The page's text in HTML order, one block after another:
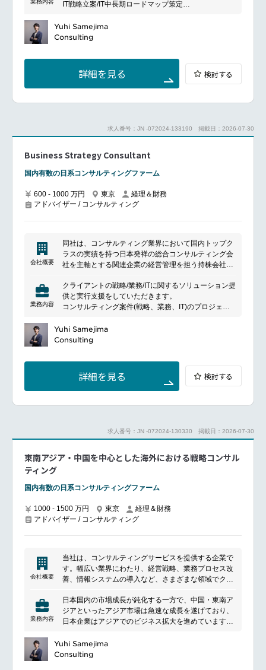
創業には、IT人材の働く環境をより良くしたいという
提供の拡大を目指しています。
業務内容
IT戦略立案/IT中長期ロードマップ策定
全社デジタルトランスフォーメーション企画構想
業務/組織/システムの現状分析/RPA選定/導入/実装
AI活用による業務効率化/業務再構築
IoTを活用したデジタルワークスタイル変革案企画
Disruptive Technologyを活用した新規事業の立案/推
進 等
コンサルティングファームとして：業界トップティア
戦略立案、システムグランドデザイン策定等のIT上流
ジタル/デザイン等領域を問わずテクノロジー分野にお
インキュベーションファンドとして：テクノロジーを
武器に、皆が幸せになるサービスを生み出すために、
でおります。
今までのコンサル業界の常識を覆し、X-Techを軸とし
た新規事業立上げにも挑戦できる新しいコンサルティ
進して参ります。
Yuhi Samejima
Consulting
詳細を見る 検討する
求人番号：JN -072024-133190 掲載日：2026-07-30
Business Strategy Consultant
国内有数の日系コンサルティングファーム
600 - 1000 万円 東京
経理＆財務
アドバイザー / コンサルティング
会社概要
同社は、コンサルティング業界において国内トップク
ラスの実績を持つ日本発祥の総合コンサルティング会
社を主軸とする関連企業の経営管理を担う持株会社で
様々な業界のリーディングカンパニーが抱える課題解
決を支援し、全社戦略や事業戦略の立案、デジタル技
術を活用したビジネスオペレーションの検討支援を行
同体制のもとで、コンサルティング支援に加え、
DX/IT実装領域の支援も行い、多面的な課題解決を目
さらに、将来的には新たな事業への展開を視野に入
れ、グループ経営機能の強化を推進しています。
業務内容
クライアントの戦略/業務/ITに関するソリューション提
供と実行支援をしていただきます。
コンサルティング案件(戦略、業務、IT)のプロジェク
クライアントのリレーションシップマネジメント
Yuhi Samejima
Consulting
詳細を見る 検討する
求人番号：JN -072024-130330 掲載日：2026-07-30
東南アジア・中国を中心とした海外における戦略コンサル
ティング
国内有数の日系コンサルティングファーム
1000 - 1500 万円 東京
経理＆財務
アドバイザー / コンサルティング
会社概要
当社は、コンサルティングサービスを提供する企業で
す。幅広い業界にわたり、経営戦略、業務プロセス改
善、情報システムの導入など、さまざまな領域でクラ
す。クライアントのニーズに合わせたカスタマイズさ
れたソリューションを提供し、彼らの成長と発展をサ
ポートしています。豊富な経験と専門知識を持つチー
サポートし、クライアントのビジネスに価値を追加し
ます。
業務内容
日本国内の市場成長が鈍化する一方で、中国・東南ア
ジアといったアジア市場は急速な成長を遂げており、
日本企業はアジアでのビジネス拡大を進めています。
ど、ビジネスを取り巻く環境はアジアでも急速に変化
しており、日本企業および海外現地企業の戦略コンサ
Yuhi Samejima
Consulting